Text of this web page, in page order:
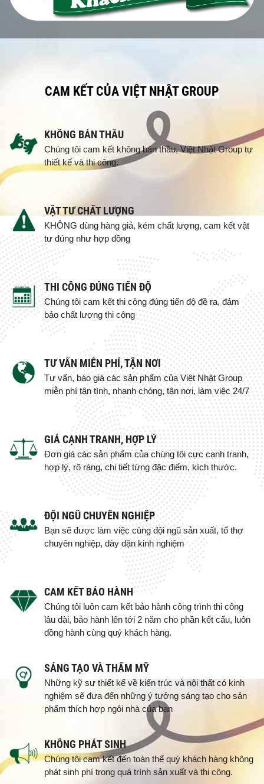
CAM KẾT CỦA VIỆT NHẬT GROUP
KHÔNG BÁN THẦU
Chúng tôi cam kết không bán thầu, Việt Nhật Group tự
thiết kế và thi công.
VẬT TƯ CHẤT LƯỢNG
KHÔNG dùng hàng giả, kém chất lượng, cam kết vật
tư đúng như hợp đồng
THI CÔNG ĐÚNG TIẾN ĐỘ
Chúng tôi cam kết thi công đúng tiến độ đề ra, đảm
bảo chất lượng thi công
TƯ VẤN MIỄN PHÍ, TẬN NƠI
Tư vấn, báo giá các sản phẩm của Việt Nhật Group
miễn phí tận tình, nhanh chóng, tận nơi, làm việc 24/7
GIÁ CẠNH TRANH, HỢP LÝ
Đơn giá các sản phẩm của chúng tôi cực cạnh tranh,
hợp lý, rõ ràng, chi tiết từng đặc điểm, kích thước.
ĐỘI NGŨ CHUYÊN NGHIỆP
Bạn sẽ được làm việc cùng đội ngũ sản xuất, tổ thợ
chuyên nghiệp, dày dặn kinh nghiệm
CAM KẾT BẢO HÀNH
Chúng tôi luôn cam kết bảo hành công trình thi công
lâu dài, bảo hành lên tới 2 năm cho phần kết cấu, luôn
đồng hành cùng quý khách hàng.
SÁNG TẠO VÀ THẨM MỸ
Những kỹ sư thiết kế về kiến trúc và nội thất có kinh
nghiệm sẽ đưa đến những ý tưởng sáng tạo cho sản
phẩm thích hợp ngôi nhà của bạn
KHÔNG PHÁT SINH
Chúng tôi cam kết đến toàn thể quý khách hàng không
phát sinh phí trong quá trình sản xuất và thi công.